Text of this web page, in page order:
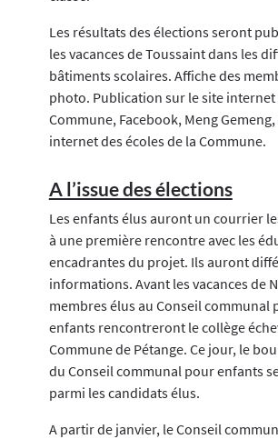
Les résultats des élections seront
les vacances de Toussaint dans les
bâtiments scolaires. Affiche des
photo. Publication sur le site internet
Commune, Facebook, Meng
internet des écoles de la Commune.
A l’issue des élections
Les enfants élus auront un courrier
à une première rencontre avec les
encadrantes du projet. Ils auront
informations. Avant les vacances de
membres élus au Conseil communal
enfants rencontreront le collège
Commune de Pétange. Ce jour, le
du Conseil communal pour enfants
parmi les candidats élus.
A partir de janvier, le Conseil